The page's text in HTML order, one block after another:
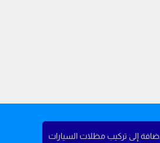
إلى تركيب مظلات السيارات